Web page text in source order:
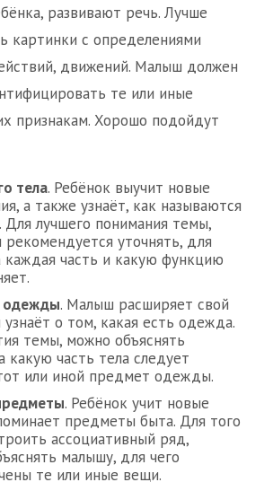
развивают речь. Лучше
картинки с определениями
движений. Малыш должен
те или иные
признакам. Хорошо подойдут
тела. Ребёнок выучит новые
а также узнаёт, как называются
Для лучшего понимания темы,
уточнять, для
каждая часть и какую функцию
одежды. Малыш расширяет свой
узнаёт о том, какая есть одежда.
темы, можно объяснять
какую часть тела следует
или иной предмет одежды.
. Ребёнок учит новые
предметы быта. Для того
ассоциативный ряд,
малышу, для чего
те или иные вещи.